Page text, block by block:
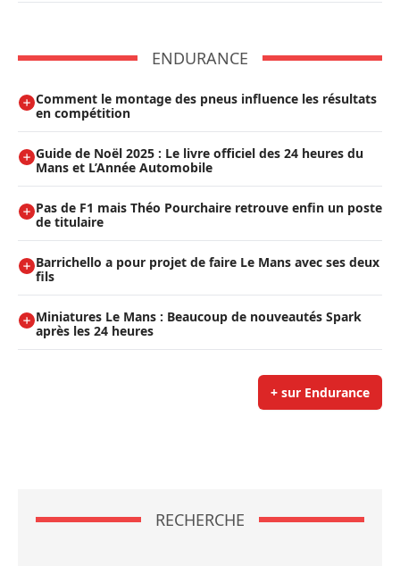
ENDURANCE
Comment le montage des pneus influence les résultats
en compétition
Guide de Noël 2025 : Le livre officiel des 24 heures du
Mans et L’Année Automobile
Pas de F1 mais Théo Pourchaire retrouve enfin un poste
de titulaire
Barrichello a pour projet de faire Le Mans avec ses deux
fils
Miniatures Le Mans : Beaucoup de nouveautés Spark
après les 24 heures
+ sur Endurance
RECHERCHE